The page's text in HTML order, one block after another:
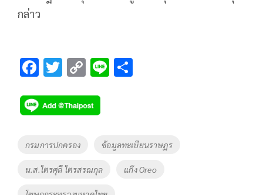
กล่าว
F
e
b
o
o
k
T
tt
er
C
p
y
k
Li
Tags
กรมการปกครอง ข้อมูลทะเบียนราษฏร
น.ส.ไตรศุลี ไตรสรณกุล แก๊ง Oreo